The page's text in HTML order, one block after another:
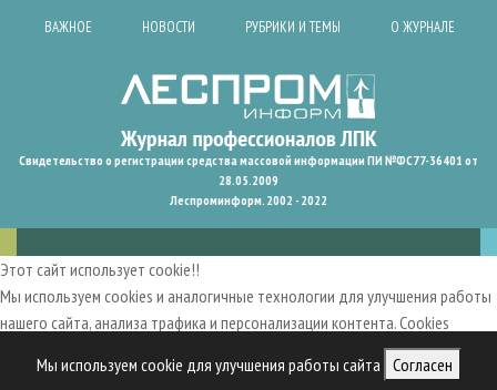
Мы используем cookie для улучшения работы сайта Согласен
ВАЖНОЕ НОВОСТИ РУБРИКИ И ТЕМЫ О ЖУРНАЛЕ
Свидетельство о регистрации средства массовой информации ПИ №ФС77-36401 от
28.05.2009
Леспроминформ. 2002 - 2022
Этот сайт использует cookie!!
Мы используем cookies и аналогичные технологии для улучшения работы
нашего сайта, анализа трафика и персонализации контента. Cookies
пользовательский опыт